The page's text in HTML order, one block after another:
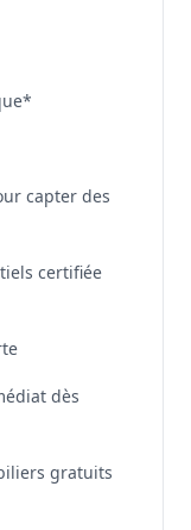
capter des
certifiée
dès
gratuits